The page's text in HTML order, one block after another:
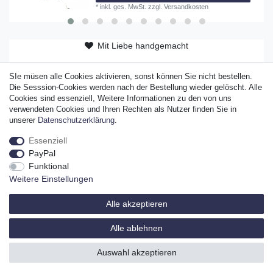
*inkl. ges. MwSt. zzgl.Versandkosten
Mit Liebe handgemacht
Original Sylter Produkt
Widerrufs­recht
Daten­schutz­erklärung
SIe müsen alle Cookies aktivieren, sonst können Sie nicht bestellen.
Die Sesssion-Cookies werden nach der Bestellung wieder gelöscht. Alle
Cookies sind essenziell, Weitere Informationen zu den von uns
verwendeten Cookies und Ihren Rechten als Nutzer finden Sie in
unserer Daten­schutz­erklärung.
Essenziell
PayPal
Funktional
Weitere Einstellungen
Alle akzeptieren
Alle ablehnen
Auswahl akzeptieren